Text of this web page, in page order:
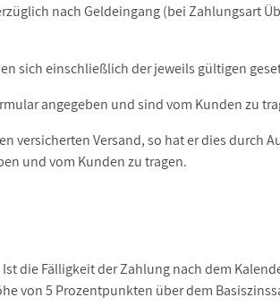
nach Geldeingang (bei Zahlungsart
sich einschließlich der jeweils gültigen
angegeben und sind vom Kunden zu
versicherten Versand, so hat er dies
und vom Kunden zu tragen.
die Fälligkeit der Zahlung nach dem
von 5 Prozentpunkten über dem